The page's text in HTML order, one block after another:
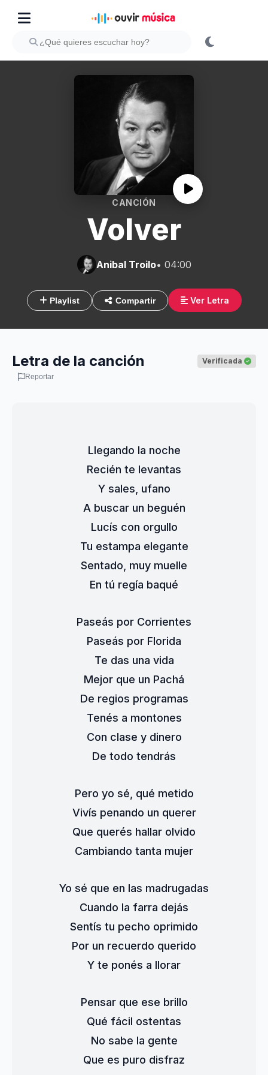
CANCIÓN
Volver
Anibal Troilo• 04:00
Playlist Compartir Ver Letra
Letra de la canción Verificada
Reportar
Llegando la noche
Recién te levantas
Y sales, ufano
A buscar un beguén
Lucís con orgullo
Tu estampa elegante
Sentado, muy muelle
En tú regía baqué
Paseás por Corrientes
Paseás por Florida
Te das una vida
Mejor que un Pachá
De regios programas
Tenés a montones
Con clase y dinero
De todo tendrás
Pero yo sé, qué metido
Vivís penando un querer
Que querés hallar olvido
Cambiando tanta mujer
Yo sé que en las madrugadas
Cuando la farra dejás
Sentís tu pecho oprimido
Por un recuerdo querido
Y te ponés a llorar
Pensar que ese brillo
Qué fácil ostentas
No sabe la gente
Que es puro disfraz